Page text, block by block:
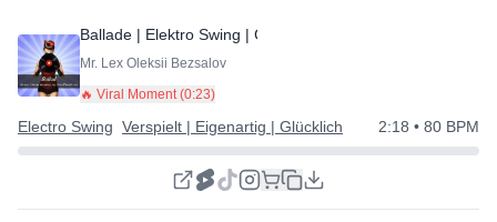
Ballade | Elektro Swing | Cool
Mr. Lex Oleksii Bezsalov
🔥 Viral Moment (0:23)
Electro Swing Verspielt | Eigenartig | Glücklich 2:18 • 80 BPM